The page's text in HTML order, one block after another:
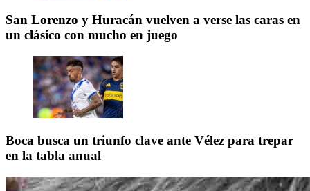
San Lorenzo y Huracán vuelven a verse las caras en
un clásico con mucho en juego
Boca busca un triunfo clave ante Vélez para trepar
en la tabla anual